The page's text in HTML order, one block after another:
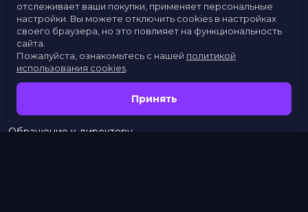
Расписание
Скоро в кино
Заведения
Обращение к директору
отслеживает ваши покупки, применяет персональные
настройки. Вы можете отключить cookies в настройках
своего браузера, но это повлияет на функциональность
сайта.
Пожалуйста, ознакомьтесь с нашей политикой
использования cookies
Принять